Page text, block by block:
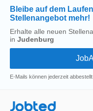
Bleibe auf dem
Stellenangebot mehr!
Erhalte alle neuen
in Judenburg
E-Mails können jederzeit abbestellt
Jobted